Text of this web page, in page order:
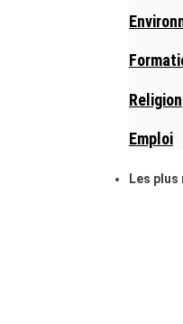
Religion
Emploi
Les